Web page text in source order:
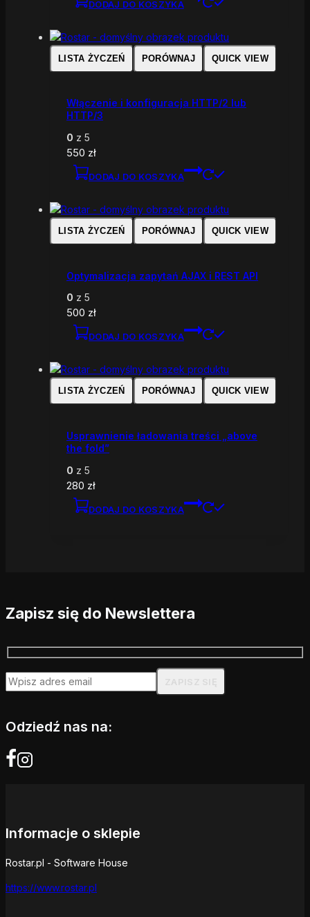
DODAJ DO KOSZYKA
LISTA ŻYCZEŃ PORÓWNAJ QUICK VIEW
Włączenie i konfiguracja HTTP/2 lub
HTTP/3
0 z 5
550 zł
DODAJ DO KOSZYKA
LISTA ŻYCZEŃ PORÓWNAJ QUICK VIEW
Optymalizacja zapytań AJAX i REST API
0 z 5
500 zł
DODAJ DO KOSZYKA
LISTA ŻYCZEŃ PORÓWNAJ QUICK VIEW
Usprawnienie ładowania treści „above
the fold”
0 z 5
280 zł
DODAJ DO KOSZYKA
Zapisz się do Newslettera
Odziedź nas na:
Informacje o sklepie
Rostar.pl - Software House
https://www.rostar.pl